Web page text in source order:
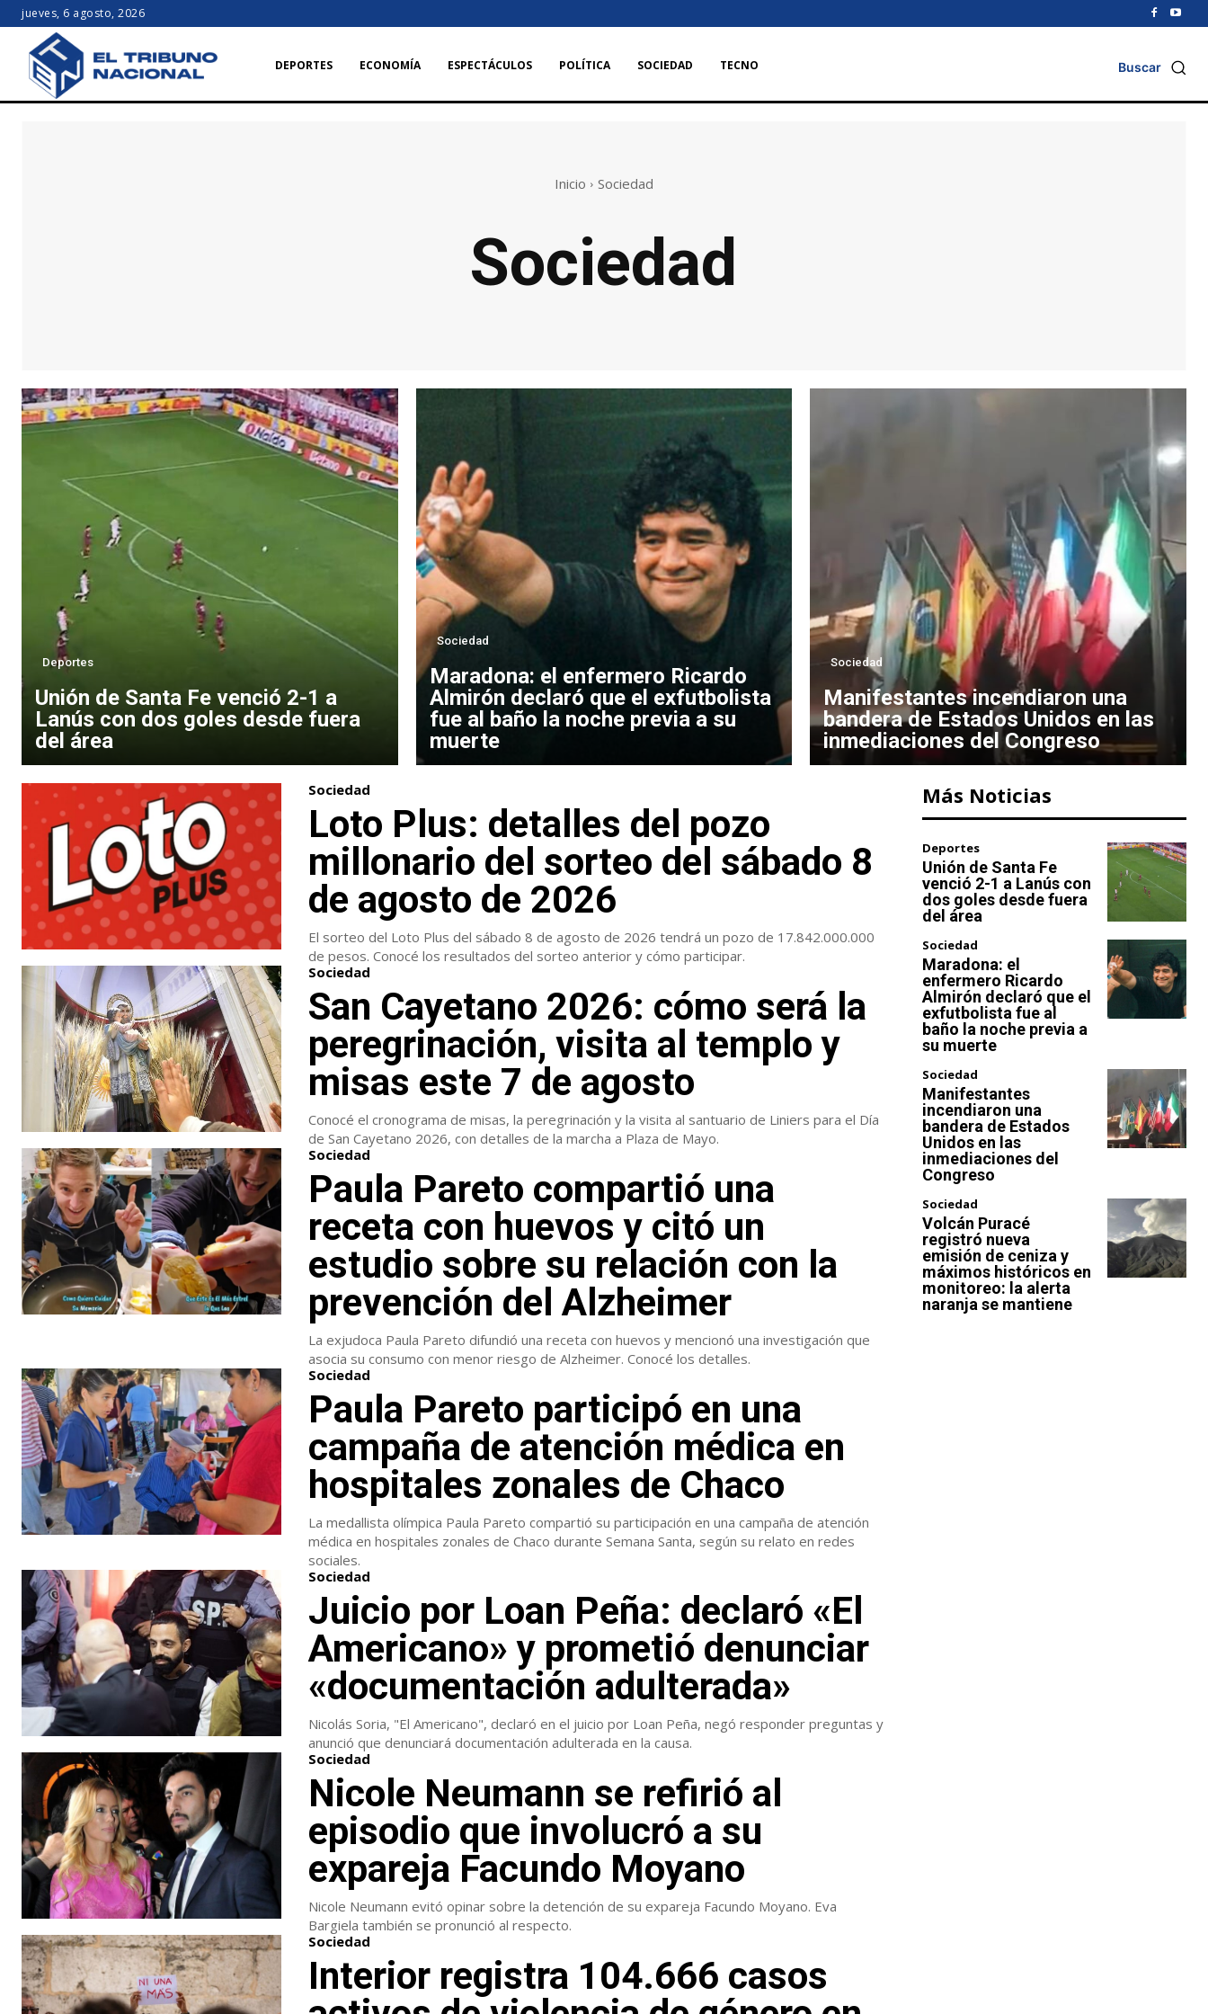
jueves, 6 agosto, 2026
DEPORTES ECONOMÍA ESPECTÁCULOS POLÍTICA SOCIEDAD TECNO Buscar
Inicio Sociedad
Sociedad
Deportes
Unión de Santa Fe venció 2-1 a
Lanús con dos goles desde fuera
del área
Sociedad
Maradona: el enfermero Ricardo
Almirón declaró que el exfutbolista
fue al baño la noche previa a su
muerte
Sociedad
Manifestantes incendiaron una
bandera de Estados Unidos en las
inmediaciones del Congreso
Sociedad
Loto Plus: detalles del pozo
millonario del sorteo del sábado 8
de agosto de 2026
El sorteo del Loto Plus del sábado 8 de agosto de 2026 tendrá un pozo de 17.842.000.000
de pesos. Conocé los resultados del sorteo anterior y cómo participar.
Sociedad
San Cayetano 2026: cómo será la
peregrinación, visita al templo y
misas este 7 de agosto
Conocé el cronograma de misas, la peregrinación y la visita al santuario de Liniers para el Día
de San Cayetano 2026, con detalles de la marcha a Plaza de Mayo.
Sociedad
Paula Pareto compartió una
receta con huevos y citó un
estudio sobre su relación con la
prevención del Alzheimer
La exjudoca Paula Pareto difundió una receta con huevos y mencionó una investigación que
asocia su consumo con menor riesgo de Alzheimer. Conocé los detalles.
Sociedad
Paula Pareto participó en una
campaña de atención médica en
hospitales zonales de Chaco
La medallista olímpica Paula Pareto compartió su participación en una campaña de atención
médica en hospitales zonales de Chaco durante Semana Santa, según su relato en redes
sociales.
Sociedad
Juicio por Loan Peña: declaró «El
Americano» y prometió denunciar
«documentación adulterada»
Nicolás Soria, "El Americano", declaró en el juicio por Loan Peña, negó responder preguntas y
anunció que denunciará documentación adulterada en la causa.
Sociedad
Nicole Neumann se refirió al
episodio que involucró a su
expareja Facundo Moyano
Nicole Neumann evitó opinar sobre la detención de su expareja Facundo Moyano. Eva
Bargiela también se pronunció al respecto.
Sociedad
Interior registra 104.666 casos
Más Noticias
Deportes
Unión de Santa Fe
venció 2-1 a Lanús con
dos goles desde fuera
del área
Sociedad
Maradona: el
enfermero Ricardo
Almirón declaró que el
exfutbolista fue al
baño la noche previa a
su muerte
Sociedad
Manifestantes
incendiaron una
bandera de Estados
Unidos en las
inmediaciones del
Congreso
Sociedad
Volcán Puracé
registró nueva
emisión de ceniza y
máximos históricos en
monitoreo: la alerta
naranja se mantiene